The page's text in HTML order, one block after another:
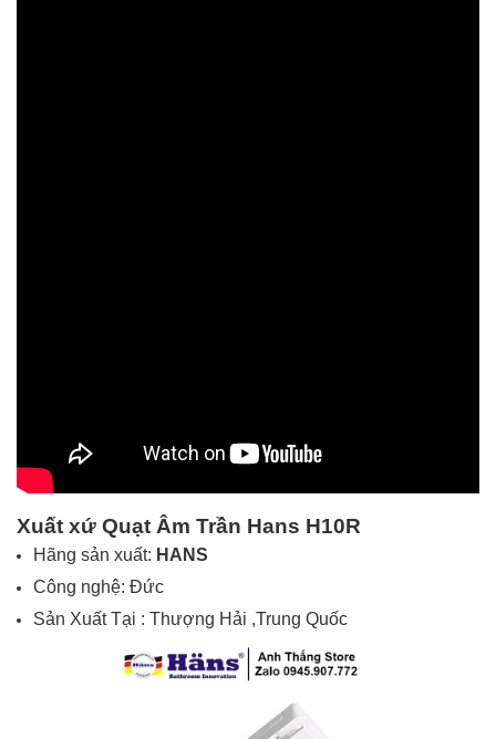
Xuất xứ Quạt Âm Trần Hans H10R
Hãng sản xuất: HANS
Công nghệ: Đức
Sản Xuất Tại : Thượng Hải ,Trung Quốc